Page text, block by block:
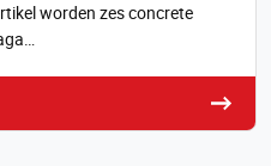
worden zes concrete